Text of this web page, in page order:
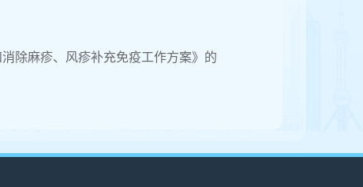
除麻疹、风疹补充免疫工作方案》的